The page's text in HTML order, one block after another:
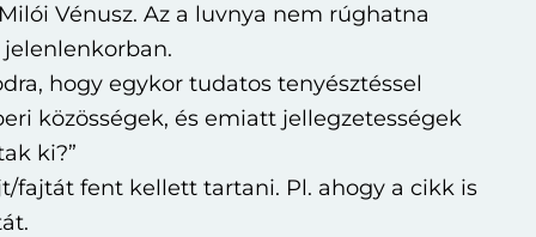
Vénusz. Az a luvnya nem rúghatna
hogy egykor tudatos tenyésztéssel
közösségek, és emiatt jellegzetességek
ki?”
fajtát fent kellett tartani. Pl. ahogy a cikk is